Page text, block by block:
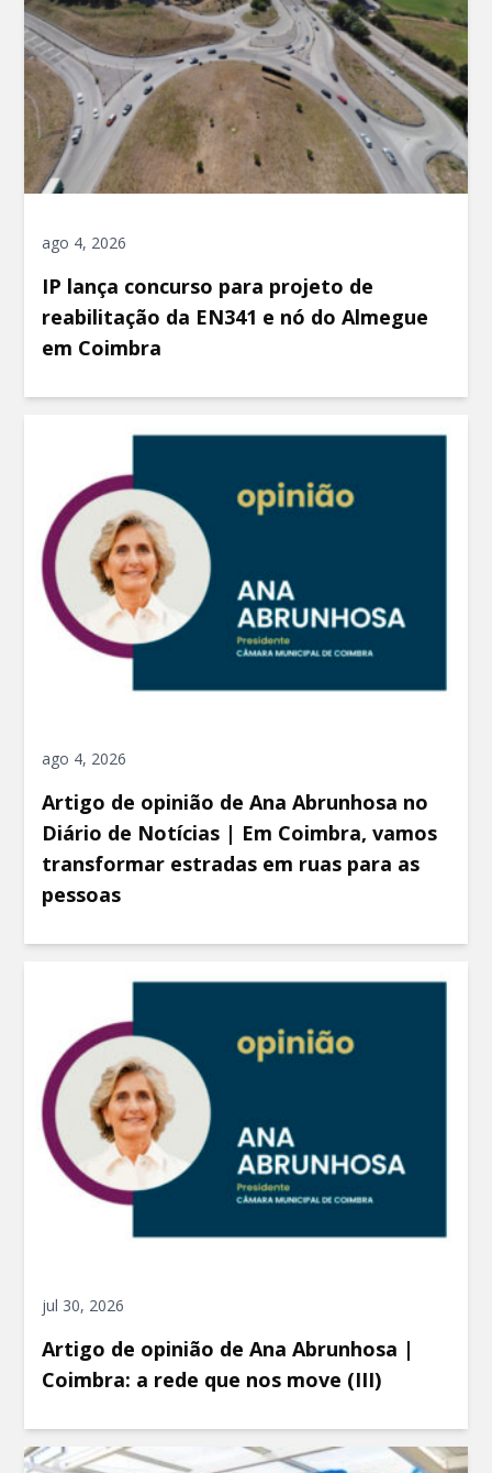
ago 4, 2026
IP lança concurso para projeto de
reabilitação da EN341 e nó do Almegue
em Coimbra
ago 4, 2026
Artigo de opinião de Ana Abrunhosa no
Diário de Notícias | Em Coimbra, vamos
transformar estradas em ruas para as
pessoas
jul 30, 2026
Artigo de opinião de Ana Abrunhosa |
Coimbra: a rede que nos move (III)